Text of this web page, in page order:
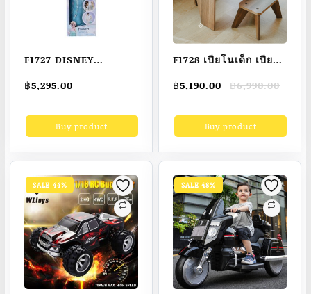
F1727 DISNEY
PLAYDATE ELSA DOLL
[คูปอง 2 ต่อ]
฿5,295.00
Buy product
F1728 เปียโนเด็ก เปีย
ดนตรีสำหรับเด็ก
สมุดโน้ตเพลงตัวเลข
฿6,990.00
Original
was:
฿6,990.00.
฿5,190.00
Current
is:
฿5,190.00.Buy product
SALE 44% SALE 48%